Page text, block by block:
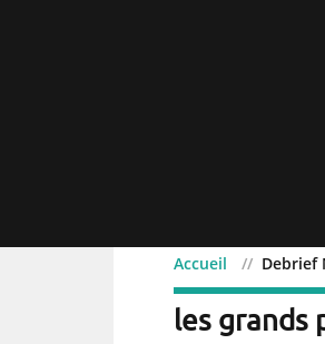
Accueil Debrief
Debrief
les grands